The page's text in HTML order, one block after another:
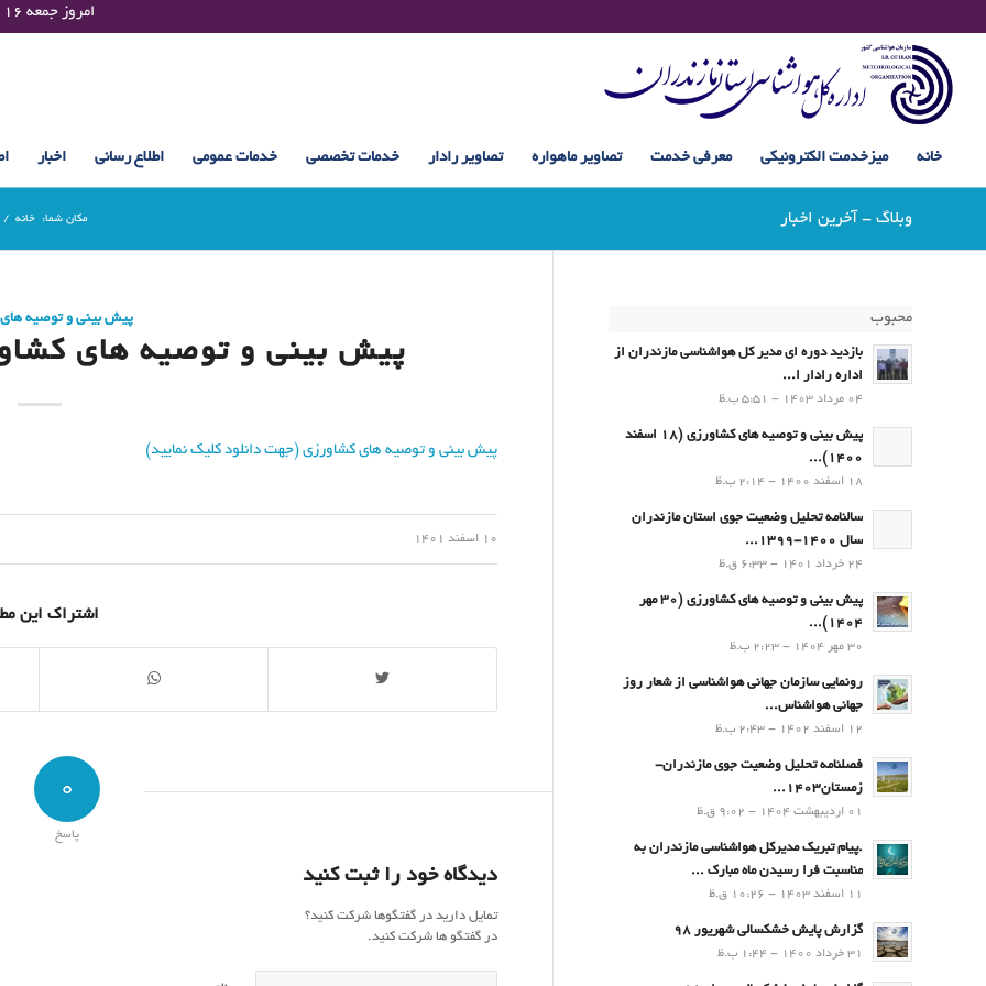
Friday 07 August 2026 , 01:11 UTC ¤¤¤¤ امروز جمعه ۱۶ مرداد ۱۴۰۵ساعت : ۰۱:۱۱
خانه میزخدمت الکترونیکی معرفی خدمت تصاویر ماهواره تصاویر رادار خدمات تخصصی خدمات عمومی اطلاع رسانی اخبار
وبلاگ - آخرین اخبار مکان شما: خانه /
پیش بینی و توصیه
پیش بینی و توصیه های کشاورزی (10
پیش بینی و توصیه های کشاورزی (جهت دانلود کلیک نمایید)
10 اسفند 1401
اشتراک این
0
پاسخ
دیدگاه خود را ثبت کنید
تمایل دارید در گفتگوها شرکت کنید؟
در گفتگو ها شرکت کنید.
محبوب
بازدید دوره ای مدیر کل هواشناسی مازندران از
اداره رادار ا...
04 مرداد 1403 - 5:51 ب.ظ
پیش بینی و توصیه های کشاورزی (18 اسفند
1400)...
18 اسفند 1400 - 2:14 ب.ظ
سالنامه تحلیل وضعیت جوی استان مازندران
سال 1400-1399...
24 خرداد 1401 - 6:33 ق.ظ
پیش بینی و توصیه های کشاورزی (30 مهر
۱۴۰۴)...
30 مهر 1404 - 2:23 ب.ظ
رونمایی سازمان جهانی هواشناسی از شعار روز
جهانی هواشناس...
12 اسفند 1402 - 2:43 ب.ظ
فصلنامه تحلیل وضعیت جوی مازندران-
زمستان۱۴۰۳...
01 اردیبهشت 1404 - 9:02 ق.ظ
.پيام تبريك مدیرکل هواشناسی مازندران به
مناسبت فرا رسيدن ماه مبارك ...
11 اسفند 1403 - 10:26 ق.ظ
گزارش پایش خشکسالی شهریور 98
31 خرداد 1400 - 1:44 ب.ظ